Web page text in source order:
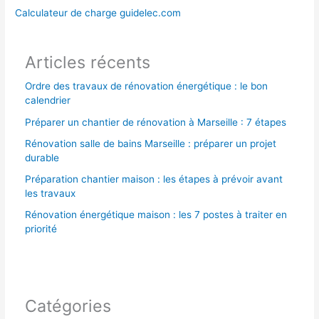
:
Calculateur de charge guidelec.com
Articles récents
Ordre des travaux de rénovation énergétique : le bon
calendrier
Préparer un chantier de rénovation à Marseille : 7 étapes
Rénovation salle de bains Marseille : préparer un projet
durable
Préparation chantier maison : les étapes à prévoir avant
les travaux
Rénovation énergétique maison : les 7 postes à traiter en
priorité
Catégories